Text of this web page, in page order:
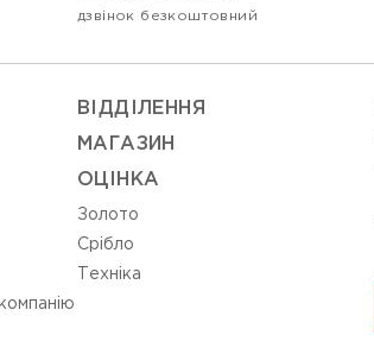
дзвінок безкоштовний
ВIДДIЛЕННЯ
МАГАЗИН
ОЦIНКА
Золото
Срiбло
Технiка